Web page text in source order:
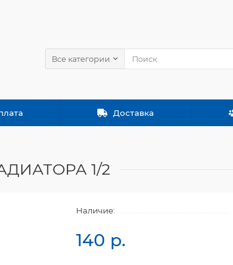
Все категории
Доставка
1/2
Наличие:
140 р.